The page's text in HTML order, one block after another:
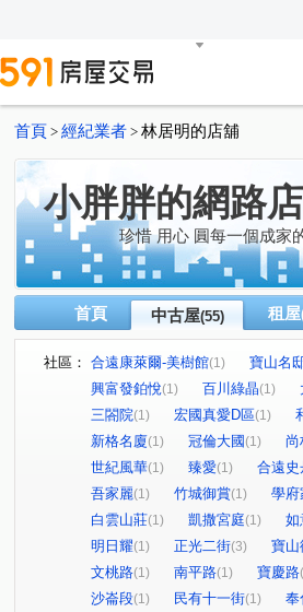
首頁 > 經紀業者 > 林居明的店舖
小胖胖的網路
珍惜 用心 圓每一個成家
首頁 中古屋(55) 租屋
社區： 合遠康萊爾-美樹館(1) 寶山名
興富發鉑悅(1) 百川綠晶(1)
三閤院(1) 宏國真愛D區(1)
新格名廈(1) 冠倫大國(1) 尚
世紀風華(1) 臻愛(1) 合遠史
吾家麗(1) 竹城御賞(1) 學府
白雲山莊(1) 凱撒宮庭(1) 如
明日耀(1) 正光二街(3) 寶山
文桃路(1) 南平路(1) 寶慶路
沙崙段(1) 民有十一街(1) 奉